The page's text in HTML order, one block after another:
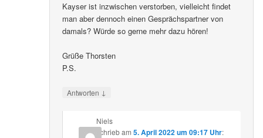
Kayser ist inzwischen verstorben, vielleicht findet
man aber dennoch einen Gesprächspartner von
damals? Würde so gerne mehr dazu hören!
Grüße Thorsten
P.S.
Antworten ↓
Niels
schriebam 5. April 2022 um 09:17 Uhr: